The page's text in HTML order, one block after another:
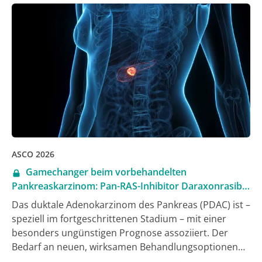
ASCO 2026
Gamechanger beim vorbehandelten
Pankreaskarzinom: Pan-RAS-Inhibitor Daraxonrasib
verdoppelt medianes Überleben im Phase-III-Setting
Das duktale Adenokarzinom des Pankreas (PDAC) ist –
speziell im fortgeschrittenen Stadium – mit einer
besonders ungünstigen Prognose assoziiert. Der
Bedarf an neuen, wirksamen Behandlungsoptionen